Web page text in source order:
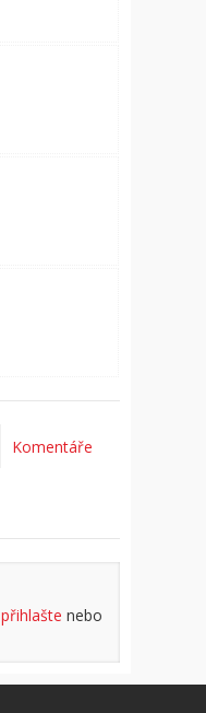
Komentáře
přihlašte nebo